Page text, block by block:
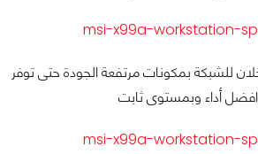
للشبكة بمكونات مرتفعة الجودة حتى توفر
أداء وبمستوى ثابت